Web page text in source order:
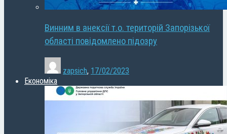
Винним в анексії т.о. територій Запорізької
області повідомлено підозру
zapsich, 17/02/2023
Економіка